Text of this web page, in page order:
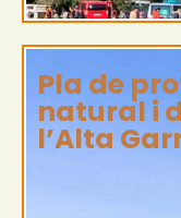
Pla de
natural i
l’Alta